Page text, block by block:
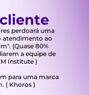
perdoará uma
atendimento ao
(Quase 80%
a equipe de
Institute )
para uma marca
( Khoros )